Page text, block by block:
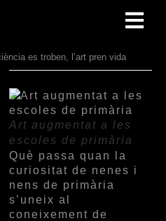
es troben, l’art pren vida
Art augmentat a les
escoles de primària
Què passa quan la
curiositat de nenes i
nens de primària
s’uneix al
coneixement de